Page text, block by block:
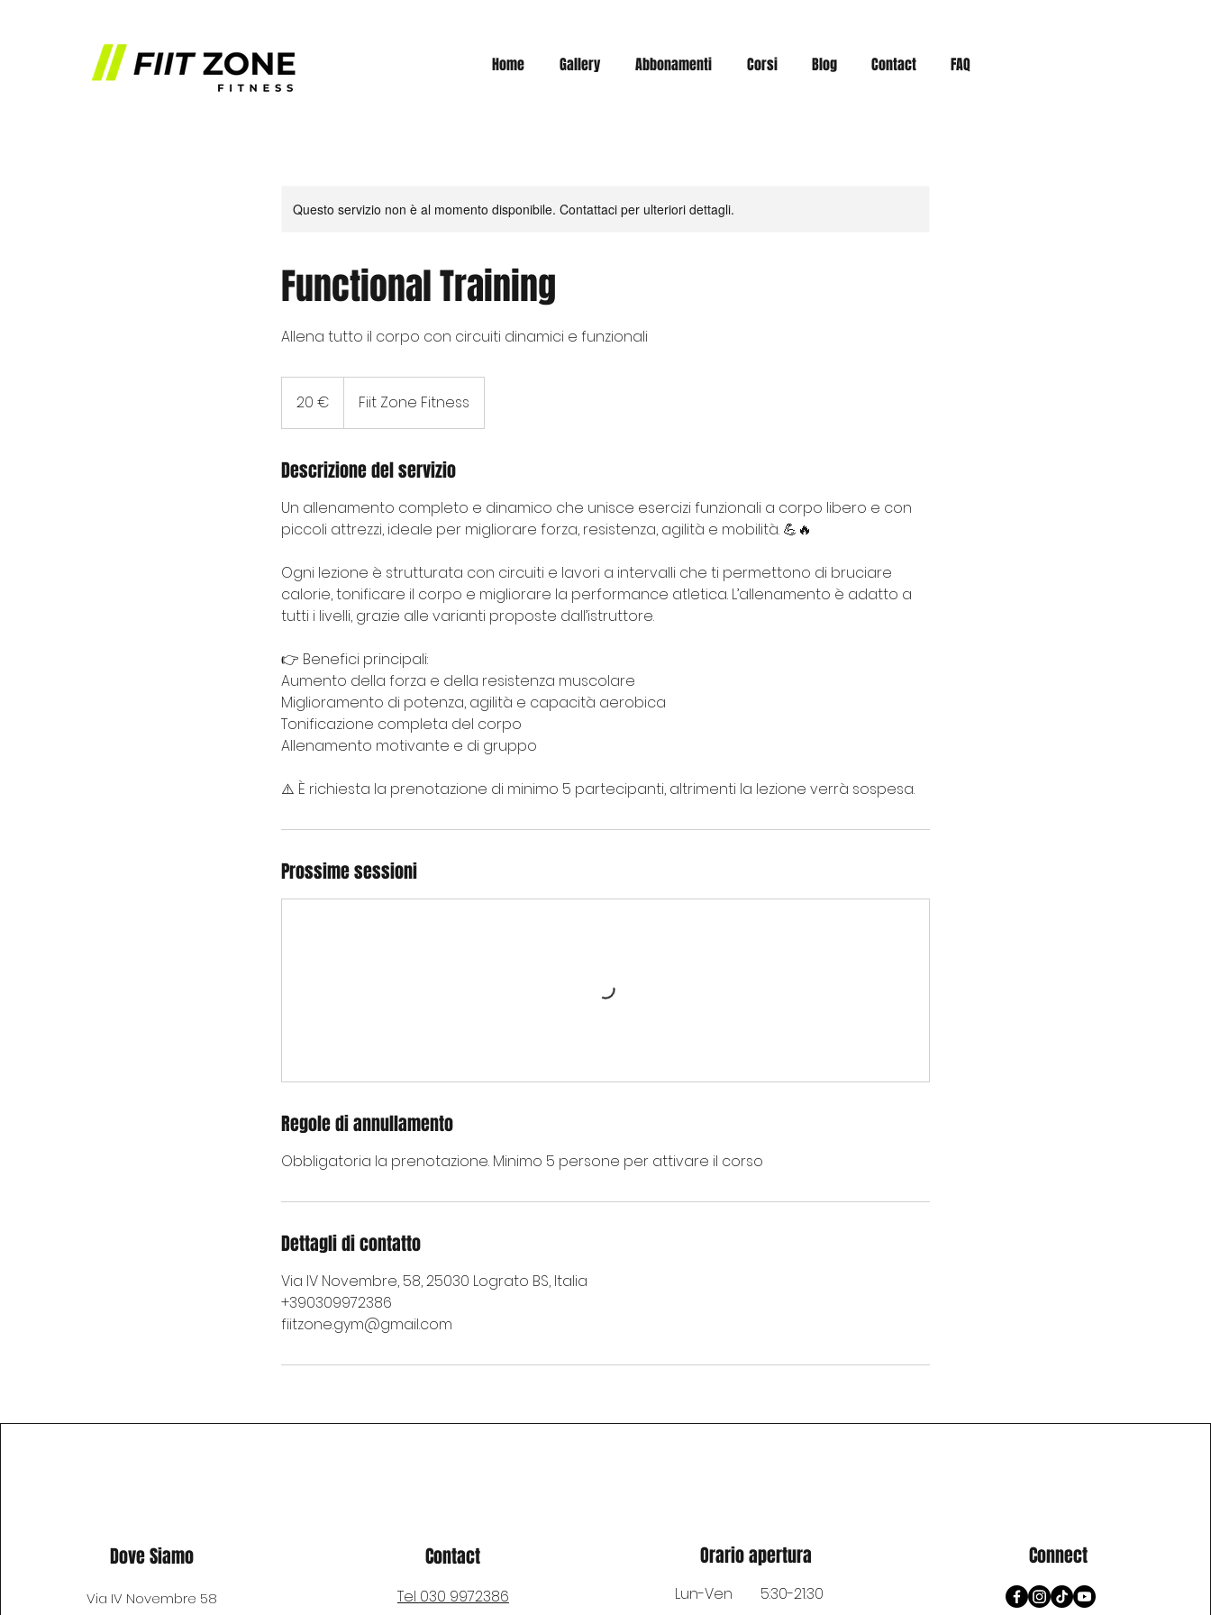
Home Gallery Abbonamenti Corsi Blog Contact FAQ
Questo servizio non è al momento disponibile. Contattaci per ulteriori dettagli.
Functional Training
Allena tutto il corpo con circuiti dinamici e funzionali
20 € Fiit Zone Fitness
Descrizione del servizio
Un allenamento completo e dinamico che unisce esercizi funzionali a corpo libero e con
piccoli attrezzi, ideale per migliorare forza, resistenza, agilità e mobilità. 💪🔥
Ogni lezione è strutturata con circuiti e lavori a intervalli che ti permettono di bruciare
calorie, tonificare il corpo e migliorare la performance atletica. L’allenamento è adatto a
tutti i livelli, grazie alle varianti proposte dall’istruttore.
👉 Benefici principali:
Aumento della forza e della resistenza muscolare
Miglioramento di potenza, agilità e capacità aerobica
Tonificazione completa del corpo
Allenamento motivante e di gruppo
⚠️ È richiesta la prenotazione di minimo 5 partecipanti, altrimenti la lezione verrà sospesa.
Prossime sessioni
Regole di annullamento
Obbligatoria la prenotazione. Minimo 5 persone per attivare il corso
Dettagli di contatto
Via IV Novembre, 58, 25030 Lograto BS, Italia
+390309972386
fiitzone.gym@gmail.com
Dove Siamo
Via IV Novembre 58
Contact
Tel 030 9972386
Orario apertura
Lun-Ven 5:30-21:30
Connect